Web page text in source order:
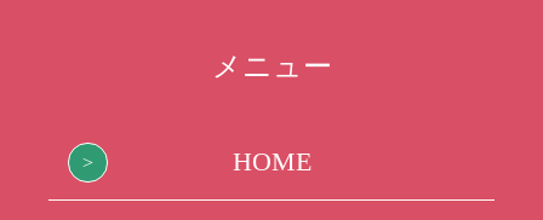
メニュー
HOME